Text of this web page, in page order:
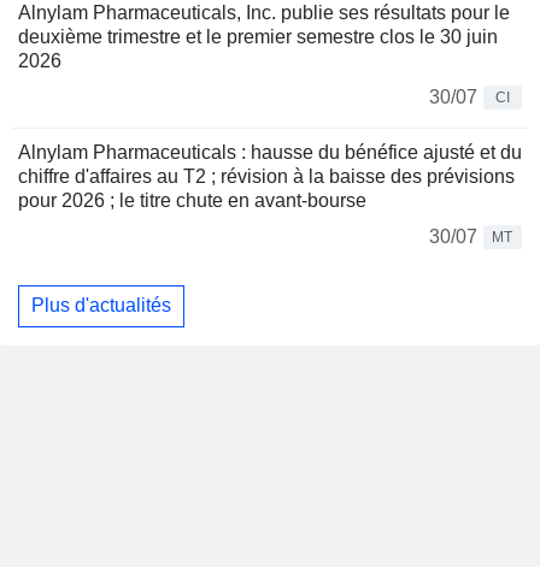
Alnylam Pharmaceuticals, Inc. publie ses résultats pour le
deuxième trimestre et le premier semestre clos le 30 juin
2026
30/07
CI
Alnylam Pharmaceuticals : hausse du bénéfice ajusté et du
chiffre d'affaires au T2 ; révision à la baisse des prévisions
pour 2026 ; le titre chute en avant-bourse
30/07
MT
Plus d'actualités